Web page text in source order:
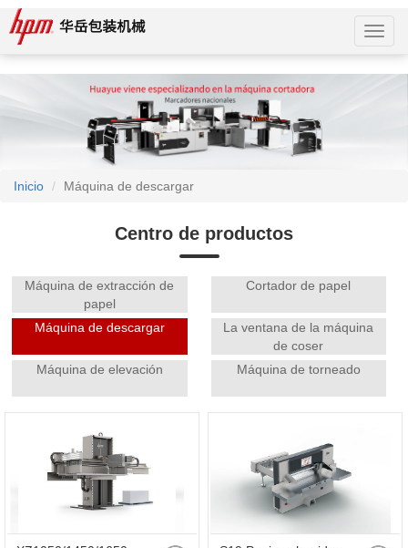
Inicio Máquina de descargar
Centro de productos
Máquina de extracción de
papel
Cortador de papel
Máquina de descargar
La ventana de la máquina
de coser
Máquina de elevación
Máquina de torneado